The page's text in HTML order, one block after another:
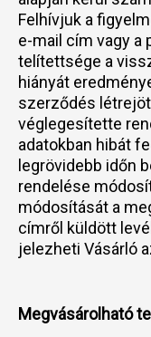
Felhívjuk a
e-mail cím vagy a
telítettsége a
hiányát
szerződés
véglegesítette
adatokban hibát
legrövidebb időn
rendelése
módosítását a
címről küldött
jelezheti Vásárló
Megvásárolható